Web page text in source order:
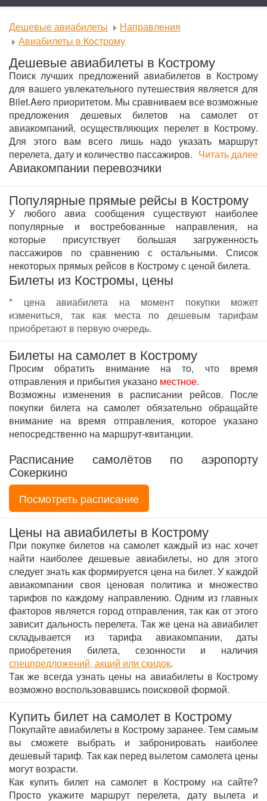
Дешевые авиабилеты
Направления
Авиабилеты в Кострому
Дешевые авиабилеты в Кострому
Поиск лучших предложений авиабилетов в Кострому
для вашего увлекательного путешествия является для
Bilet.Aero приоритетом. Мы сравниваем все возможные
предложения дешевых билетов на самолет от
авиакомпаний, осуществляющих перелет в Кострому.
Для этого вам всего лишь надо указать маршрут
перелета, дату и количество пассажиров. Читать далее
Авиакомпании перевозчики
Популярные прямые рейсы в Кострому
У любого авиа сообщения существуют наиболее
популярные и востребованные направления, на
которые присутствует большая загруженность
пассажиров по сравнению с остальными. Список
некоторых прямых рейсов в Кострому с ценой билета.
Билеты из Костромы, цены
* цена авиабилета на момент покупки может
измениться, так как места по дешевым тарифам
приобретают в первую очередь.
Билеты на самолет в Кострому
Просим обратить внимание на то, что время
отправления и прибытия указано местное.
Возможны изменения в расписании рейсов. После
покупки билета на самолет обязательно обращайте
внимание на время отправления, которое указано
непосредственно на маршрут-квитанции.
Расписание самолётов по аэропорту
Сокеркино
Посмотреть расписание
Цены на авиабилеты в Кострому
При покупке билетов на самолет каждый из нас хочет
найти наиболее дешевые авиабилеты, но для этого
следует знать как формируется цена на билет. У каждой
авиакомпании своя ценовая политика и множество
тарифов по каждому направлению. Одним из главных
факторов является город отправления, так как от этого
зависит дальность перелета. Так же цена на авиабилет
складывается из тарифа авиакомпании, даты
приобретения билета, сезонности и наличия
спецпредложений, акций или скидок.
Так же всегда узнать цены на авиабилеты в Кострому
возможно воспользовавшись поисковой формой.
Купить билет на самолет в Кострому
Покупайте авиабилеты в Кострому заранее. Тем самым
вы сможете выбрать и забронировать наиболее
дешевый тариф. Так как перед вылетом самолета цены
могут возрасти.
Как купить билет на самолет в Кострому на сайте?
Просто укажите маршрут перелета, дату вылета и